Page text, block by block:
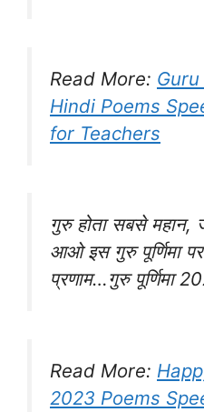
Read More:
Hindi Poems
for Teachers
गुरु होता सबसे महान,
आओ इस गुरु पूर्णिमा
प्रणाम…गुरु पूर्णिमा
Read More:
2023 Poems